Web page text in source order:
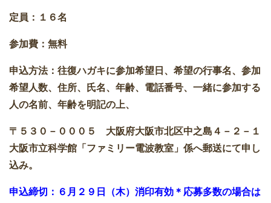
定員：１６名
参加費：無料
申込方法：往復ハガキに参加希望日、希望の行事名、参加
希望人数、住所、氏名、年齢、電話番号、一緒に参加する
人の名前、年齢を明記の上、
〒５３０－０００５ 大阪府大阪市北区中之島４－２－１
大阪市立科学館「ファミリー電波教室」係へ郵送にて申し
込み。
申込締切：６月２９日（木）消印有効＊応募多数の場合は